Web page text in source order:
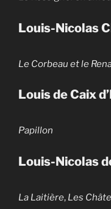
Louis-Nicolas
Le Corbeau et le
Louis de Caix
Papillon
Louis-Nicolas
La Laitière, Les